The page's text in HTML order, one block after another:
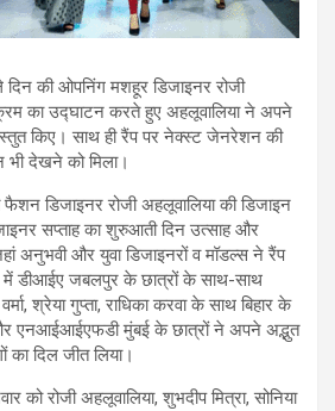
की ओपनिंग मशहूर डिजाइनर रोजी
का उद्घाटन करते हुए अहलूवालिया ने अपने
किए। साथ ही रैंप पर नेक्स्ट जेनरेशन की
भी देखने को मिला।
डिजाइनर रोजी अहलूवालिया की डिजाइन
सप्ताह का शुरुआती दिन उत्साह और
अनुभवी और युवा डिजाइनरों व मॉडल्स ने रैंप
डीआईए जबलपुर के छात्रों के साथ-साथ
श्रेया गुप्ता, राधिका करवा के साथ बिहार के
और एनआईआईएफडी मुंबई के छात्रों ने अपने अद्भुत
का दिल जीत लिया।
को रोजी अहलूवालिया, शुभदीप मित्रा, सोनिया